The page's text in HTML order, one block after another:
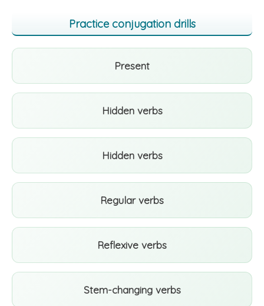
Practice conjugation drills
Present
Hidden verbs
Hidden verbs
Regular verbs
Reflexive verbs
Stem-changing verbs